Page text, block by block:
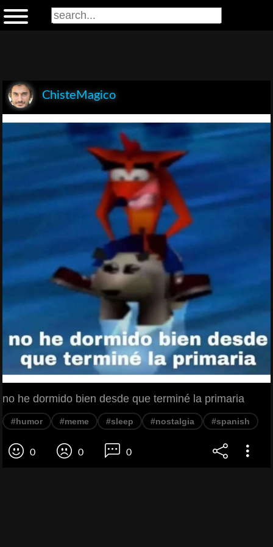
ChisteMagico
no he dormido bien desde que terminé la primaria
#humor #meme #sleep #nostalgia #spanish
0 0 0